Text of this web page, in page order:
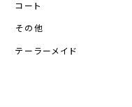
コート
その他
テーラーメイド